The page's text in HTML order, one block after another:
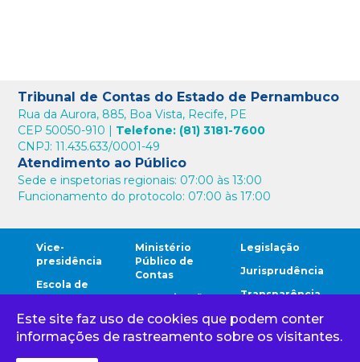
Tribunal de Contas do Estado de Pernambuco
Rua da Aurora, 885, Boa Vista, Recife, PE
CEP 50050-910 | Telefone: (81) 3181-7600
CNPJ: 11.435.633/0001-49
Atendimento ao Público
Sede e inspetorias regionais: 07:00 às 13:00
Funcionamento do protocolo: 07:00 às 17:00
Vice-
presidência
Escola de
Contas
Ouvidoria
Corregedoria
Ministério
Público de
Contas
Comunicação
Cidadão
Gestores
Legislação
Jurisprudência
Transparência
Comunidade
TCE
Este site faz uso de cookies que podem conter
informações de rastreamento sobre os visitantes.